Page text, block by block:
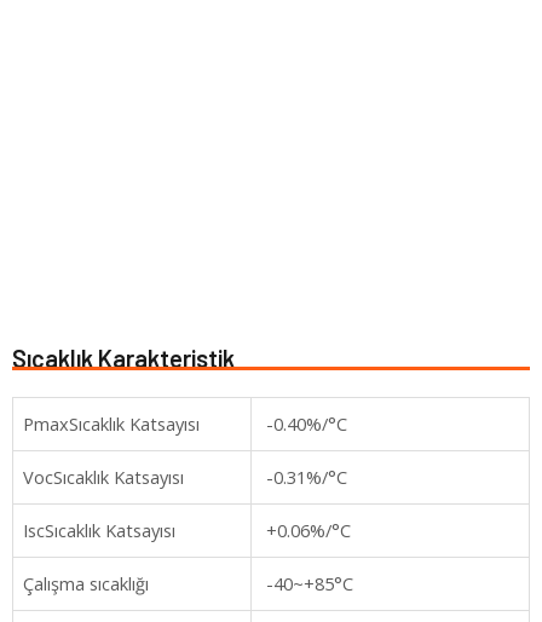
Sıcaklık Karakteristik
PmaxSıcaklık Katsayısı -0.40%/°C
VocSıcaklık Katsayısı -0.31%/°C
IscSıcaklık Katsayısı +0.06%/°C
Çalışma sıcaklığı -40~+85°C